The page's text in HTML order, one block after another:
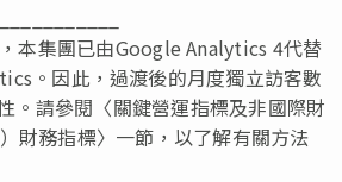
本集團已由Google Analytics 4代替
。因此，過渡後的月度獨立訪客數
。請參閱〈關鍵營運指標及非國際財
財務指標〉一節，以了解有關方法